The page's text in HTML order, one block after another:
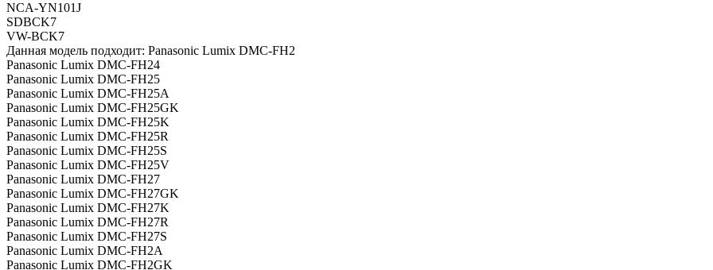
NCA-YN101J
SDBCK7
VW-BCK7
Данная модель подходит: Panasonic Lumix DMC-FH2
Panasonic Lumix DMC-FH24
Panasonic Lumix DMC-FH25
Panasonic Lumix DMC-FH25A
Panasonic Lumix DMC-FH25GK
Panasonic Lumix DMC-FH25K
Panasonic Lumix DMC-FH25R
Panasonic Lumix DMC-FH25S
Panasonic Lumix DMC-FH25V
Panasonic Lumix DMC-FH27
Panasonic Lumix DMC-FH27GK
Panasonic Lumix DMC-FH27K
Panasonic Lumix DMC-FH27R
Panasonic Lumix DMC-FH27S
Panasonic Lumix DMC-FH2A
Panasonic Lumix DMC-FH2GK